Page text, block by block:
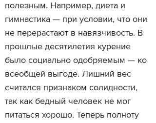
полезным. Например, диета и
гимнастика — при условии, что они
не перерастают в навязчивость. В
прошлые десятилетия курение
было социально одобряемым — ко
всеобщей выгоде. Лишний вес
считался признаком солидности,
так как бедный человек не мог
питаться хорошо. Теперь полноту